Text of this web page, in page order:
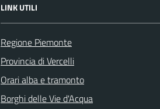
LINK UTILI
Regione Piemonte
Provincia di Vercelli
Orari alba e tramonto
Borghi delle Vie d'Acqua